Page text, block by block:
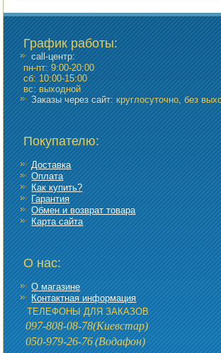
График работы:
call-центр:
пн-пт: 9:00-20:00
сб: 10:00-15:00
вс: выходной
Заказы через сайт:круглосуточно, без
Покупателю:
Доставка
Оплата
Как купить?
Гарантия
Обмен и возврат товара
Карта сайта
О нас:
О магазине
Контактная информация
ТЕЛЕФОНЫ ДЛЯ ЗАКАЗОВ
097-808-08-78(Киевстар)
050-979-26-76(Водафон)